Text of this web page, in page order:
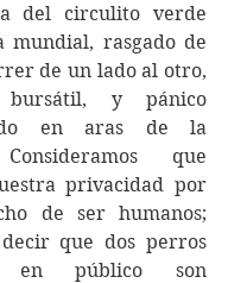
del circulito verde
mundial, rasgado de
de un lado al otro,
bursátil, y pánico
en aras de la
que
privacidad por
de ser humanos;
que dos perros
en público son